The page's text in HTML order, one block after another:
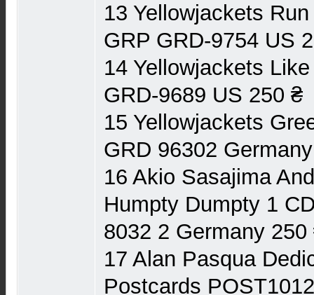
13 Yellowjackets
GRP GRD-9754 US
14 Yellowjackets
GRD-9689 US 250 ₴
15 Yellowjackets
GRD 96302
16 Akio Sasajima
Humpty Dumpty 1
8032 2 Germany 250
17 Alan Pasqua
Postcards